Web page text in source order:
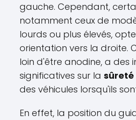
gauche. Cependant,
notamment ceux de
lourds ou plus élevés,
orientation vers la droite.
loin d'être anodine, a des
significatives sur la sûreté
des véhicules lorsqu'ils
En effet, la position du